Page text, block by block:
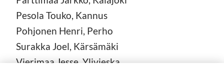
Pesola Touko, Kannus
Pohjonen Henri, Perho
Surakka Joel, Kärsämäki
Vierimaa Jesse, Ylivieska